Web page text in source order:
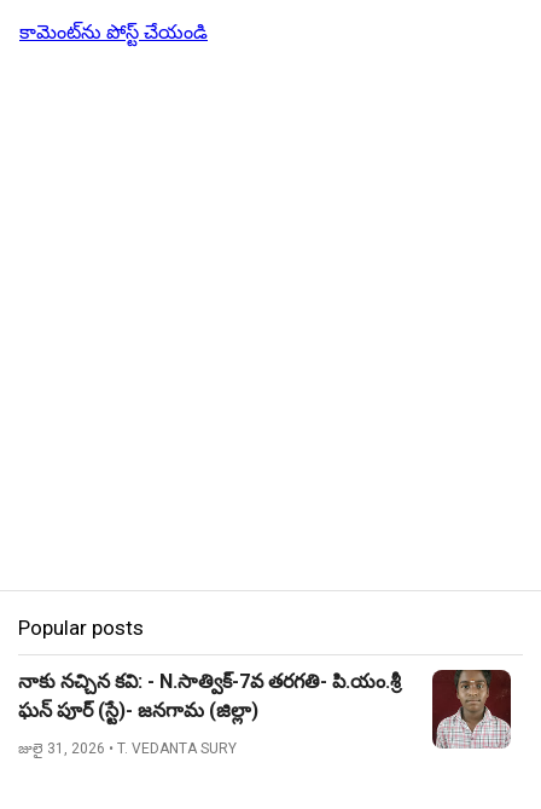
కామెంట్‌ను పోస్ట్ చేయండి
Popular posts
నాకు నచ్చిన కవి: - N.సాత్విక్-7వ తరగతి- పి.యం.శ్రీ
ఘన్ పూర్ (స్టే)- జనగామ (జిల్లా)
జులై 31, 2026 • T. VEDANTA SURY